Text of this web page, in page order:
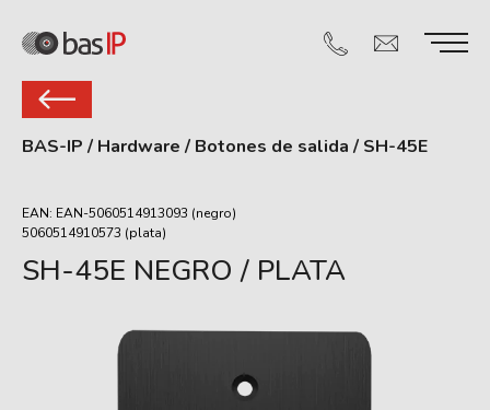
BAS-IP / Hardware / Botones de salida / SH-45E
EAN: EAN-5060514913093 (negro)
5060514910573 (plata)
SH-45E NEGRO / PLATA